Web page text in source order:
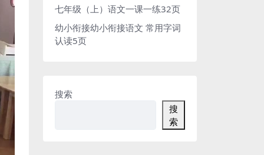
七年级（上）语文一课一练32页
幼小衔接幼小衔接语文 常用字词
认读5页
搜索
搜
索